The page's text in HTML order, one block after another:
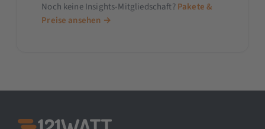
Noch keine Insights-Mitgliedschaft?Pakete &
Preise ansehen →